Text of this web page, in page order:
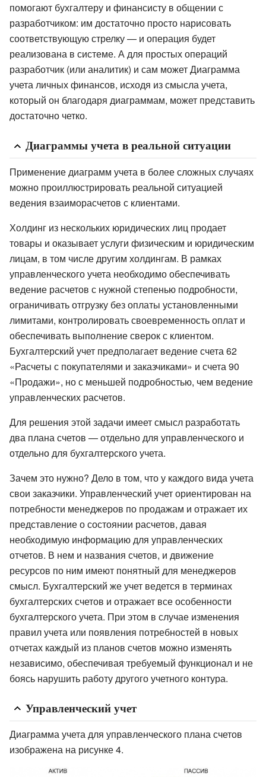
помогают бухгалтеру и финансисту в общении с
разработчиком: им достаточно просто нарисовать
соответствующую стрелку — и операция будет
реализована в системе. А для простых операций
разработчик (или аналитик) и сам может Диаграмма
учета личных финансов, исходя из смысла учета,
который он благодаря диаграммам, может представить
достаточно четко.
Диаграммы учета в реальной ситуации
Применение диаграмм учета в более сложных случаях
можно проиллюстрировать реальной ситуацией
ведения взаиморасчетов с клиентами.
Холдинг из нескольких юридических лиц продает
товары и оказывает услуги физическим и юридическим
лицам, в том числе другим холдингам. В рамках
управленческого учета необходимо обеспечивать
ведение расчетов с нужной степенью подробности,
ограничивать отгрузку без оплаты установленными
лимитами, контролировать своевременность оплат и
обеспечивать выполнение сверок с клиентом.
Бухгалтерский учет предполагает ведение счета 62
«Расчеты с покупателями и заказчиками» и счета 90
«Продажи», но с меньшей подробностью, чем ведение
управленческих расчетов.
Для решения этой задачи имеет смысл разработать
два плана счетов — отдельно для управленческого и
отдельно для бухгалтерского учета.
Зачем это нужно? Дело в том, что у каждого вида учета
свои заказчики. Управленческий учет ориентирован на
потребности менеджеров по продажам и отражает их
представление о состоянии расчетов, давая
необходимую информацию для управленческих
отчетов. В нем и названия счетов, и движение
ресурсов по ним имеют понятный для менеджеров
смысл. Бухгалтерский же учет ведется в терминах
бухгалтерских счетов и отражает все особенности
бухгалтерского учета. При этом в случае изменения
правил учета или появления потребностей в новых
отчетах каждый из планов счетов можно изменять
независимо, обеспечивая требуемый функционал и не
боясь нарушить работу другого учетного контура.
Управленческий учет
Диаграмма учета для управленческого плана счетов
изображена на рисунке 4.